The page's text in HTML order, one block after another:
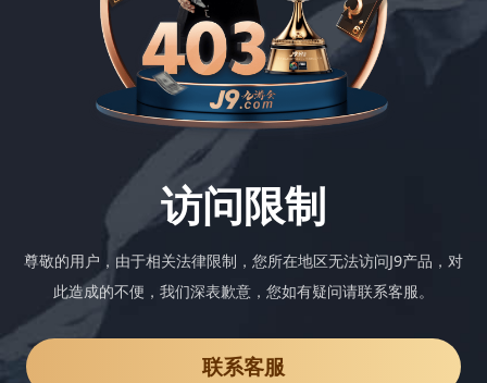
访问限制
尊敬的用户，由于相关法律限制，您所在地区无法访问J9产品，对
此造成的不便，我们深表歉意，您如有疑问请联系客服。
联系客服